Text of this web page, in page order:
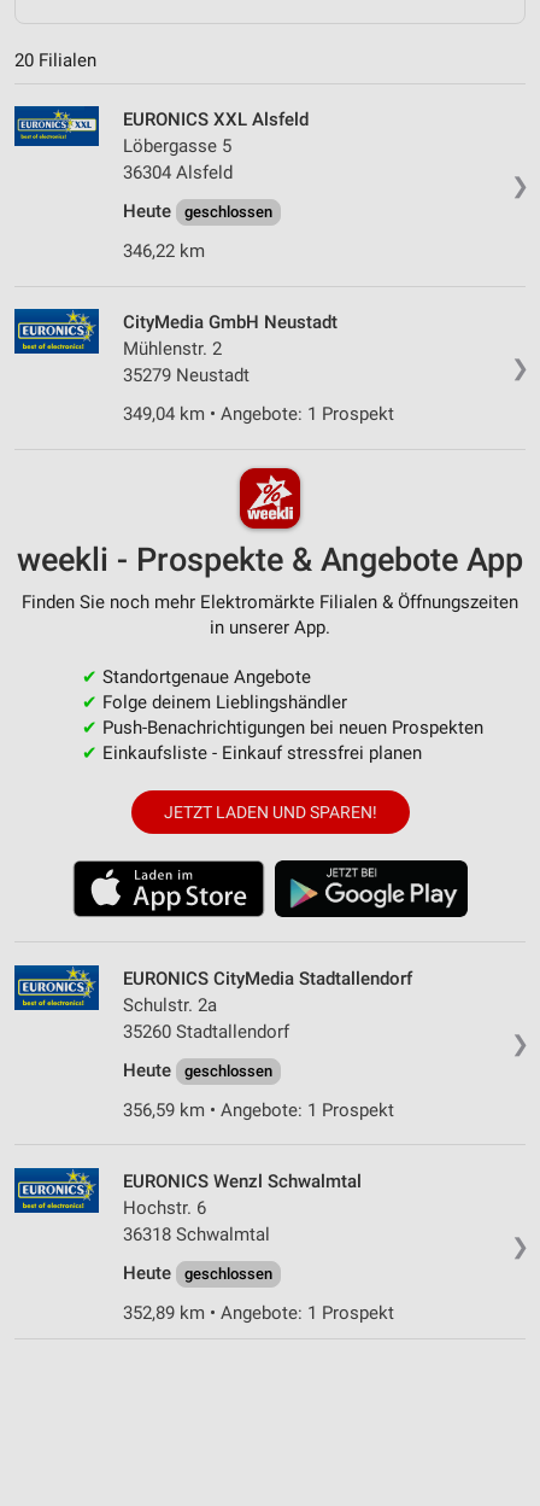
20 Filialen
❯
EURONICS XXL Alsfeld
Löbergasse 5
36304 Alsfeld
Heute
geschlossen
346,22 km
❯
CityMedia GmbH Neustadt
Mühlenstr. 2
35279 Neustadt
349,04 km • Angebote: 1 Prospekt
weekli - Prospekte & Angebote App
Finden Sie noch mehr Elektromärkte Filialen & Öffnungszeiten
in unserer App.
✔ Standortgenaue Angebote
✔ Folge deinem Lieblingshändler
✔ Push-Benachrichtigungen bei neuen Prospekten
✔ Einkaufsliste - Einkauf stressfrei planen
JETZT LADEN UND SPAREN!
❯
EURONICS CityMedia Stadtallendorf
Schulstr. 2a
35260 Stadtallendorf
Heute
geschlossen
356,59 km • Angebote: 1 Prospekt
❯
EURONICS Wenzl Schwalmtal
Hochstr. 6
36318 Schwalmtal
Heute
geschlossen
352,89 km • Angebote: 1 Prospekt